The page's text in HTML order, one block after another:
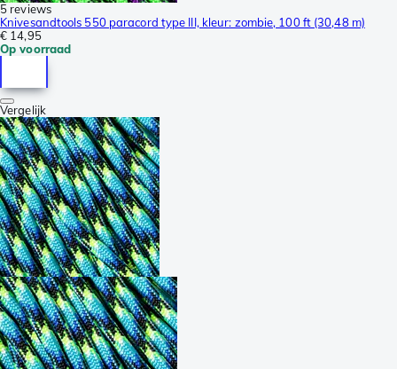
5 reviews
Knivesandtools 550 paracord type III, kleur: zombie, 100 ft (30,48 m)
€ 14,95
Op voorraad
Vergelijk